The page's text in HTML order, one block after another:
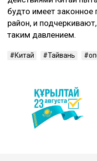
будто имеет законное
район, и
таким давлением.
Китай Тайвань